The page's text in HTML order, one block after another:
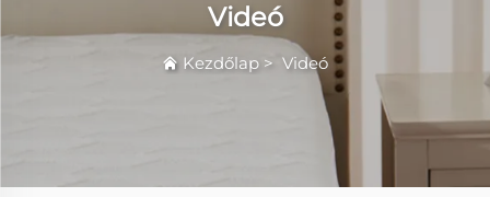
Videó
Kezdőlap > Videó